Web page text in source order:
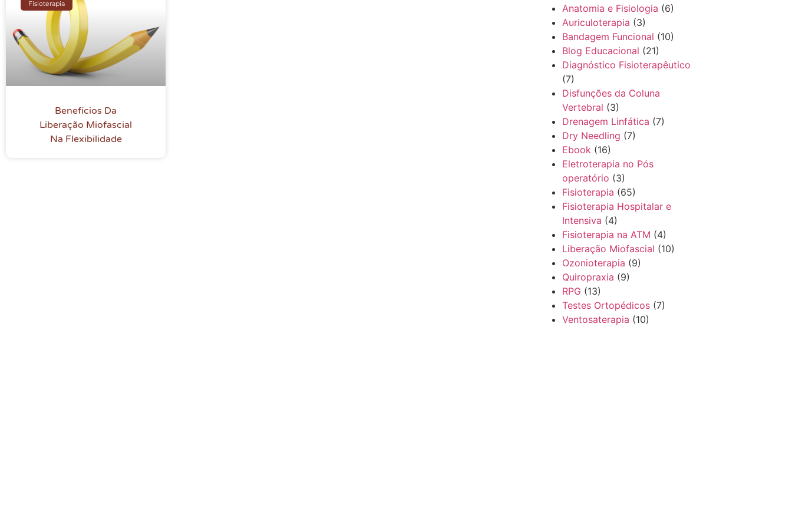
Fisioterapia
Benefícios Da
Liberação Miofascial
Na Flexibilidade
Anatomia e Fisiologia (6)
Auriculoterapia (3)
Bandagem Funcional (10)
Blog Educacional (21)
Diagnóstico Fisioterapêutico
(7)
Disfunções da Coluna
Vertebral (3)
Drenagem Linfática (7)
Dry Needling (7)
Ebook (16)
Eletroterapia no Pós
operatório (3)
Fisioterapia (65)
Fisioterapia Hospitalar e
Intensiva (4)
Fisioterapia na ATM (4)
Liberação Miofascial (10)
Ozonioterapia (9)
Quiropraxia (9)
RPG (13)
Testes Ortopédicos (7)
Ventosaterapia (10)